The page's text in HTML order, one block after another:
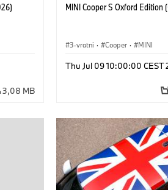
3,08 MB
MINI Cooper S Oxford Edition
3-vratni · Cooper · MINI
Thu Jul 09 10:00:00 CEST